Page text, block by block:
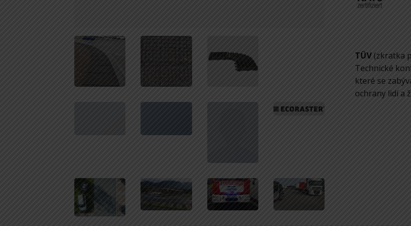
TÜV(zkratka
Technické
které se
ochrany lidí a
Zľava je už
skoro vaša...
Stačí sa lenprihlásiť na odber nášho